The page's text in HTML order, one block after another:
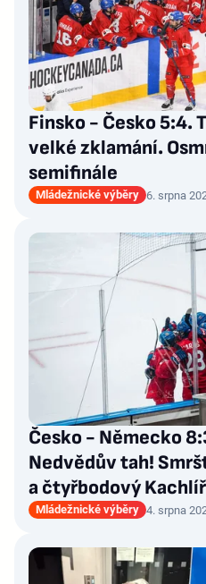
Finsko - Česko 5:4.
velké zklamání.
semifinále
Mládežnické výběry 6. srpna
Česko - Německo
Nedvědův tah!
a čtyřbodový Kachlíř
Mládežnické výběry 4. srpna